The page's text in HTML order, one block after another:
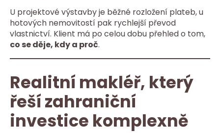
U projektové výstavby je běžné rozložení plateb, u
hotových nemovitostí pak rychlejší převod
vlastnictví. Klient má po celou dobu přehled o tom,
co se děje, kdy a proč.
Realitní makléř, který
řeší zahraniční
investice komplexně